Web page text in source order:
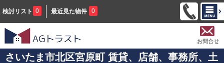
検討リスト 0 最近見た物件 0
お問合せ
さいたま市北区宮原町 賃貸、店舗、事務所、土